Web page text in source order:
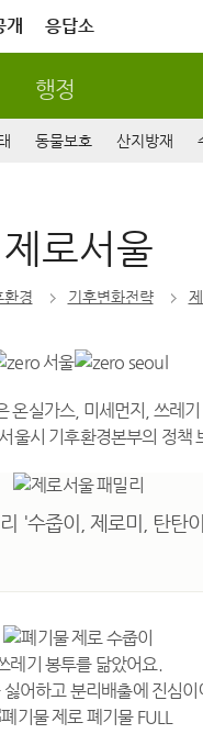
개 응답소
행정
동물보호 산지방재
제로서울
환경 기후변화전략
온실가스, 미세먼지, 쓰레
울시 기후환경본부의 정책
'수줍이, 제로미, 탄탄
레기 봉투를 닮았어요.
싫어하고분리배출에 진심이